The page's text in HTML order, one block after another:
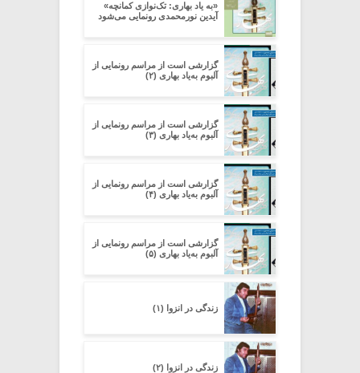
«به یاد بهاری: تک‌نوازی کمانچه»
آیدین نورمحمدی رونمایی می‌شود
گزارشی است از مراسم رونمایی از
آلبوم به‌یاد بهاری (۲)
گزارشی است از مراسم رونمایی از
آلبوم به‌یاد بهاری (۳)
گزارشی است از مراسم رونمایی از
آلبوم به‌یاد بهاری (۴)
گزارشی است از مراسم رونمایی از
آلبوم به‌یاد بهاری (۵)
زندگی در انزوا (۱)
زندگی در انزوا (۲)